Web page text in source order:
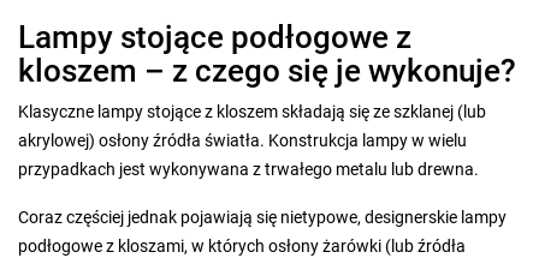
Lampy stojące podłogowe z
kloszem – z czego się je wykonuje?
Klasyczne lampy stojące z kloszem składają się ze szklanej (lub
akrylowej) osłony źródła światła. Konstrukcja lampy w wielu
przypadkach jest wykonywana z trwałego metalu lub drewna.
Coraz częściej jednak pojawiają się nietypowe, designerskie lampy
podłogowe z kloszami, w których osłony żarówki (lub źródła